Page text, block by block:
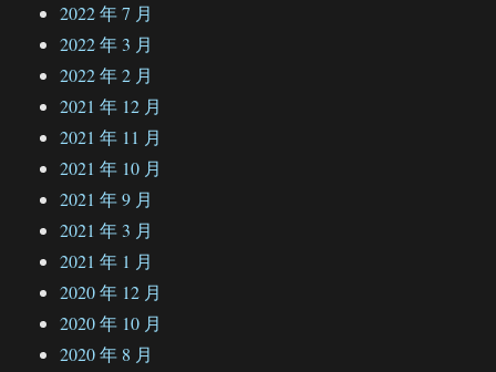
2022 年 7 月
2022 年 3 月
2022 年 2 月
2021 年 12 月
2021 年 11 月
2021 年 10 月
2021 年 9 月
2021 年 3 月
2021 年 1 月
2020 年 12 月
2020 年 10 月
2020 年 8 月